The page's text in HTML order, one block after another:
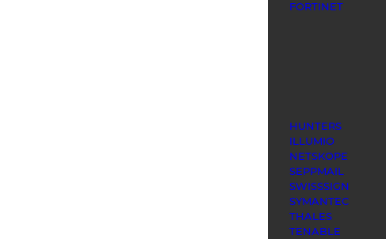
FORTINET
HUNTERS
ILLUMIO
NETSKOPE
SEPPMAIL
SWISSSIGN
SYMANTEC
THALES
TENABLE